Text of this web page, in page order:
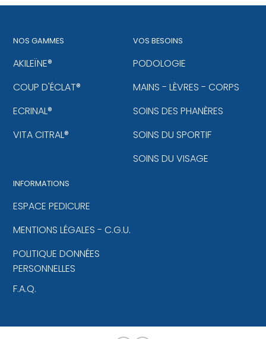
NOS GAMMES
AKILEÏNE®
COUP D'ÉCLAT®
ECRINAL®
VITA CITRAL®
VOS BESOINS
PODOLOGIE
MAINS - LÈVRES - CORPS
SOINS DES PHANÈRES
SOINS DU SPORTIF
SOINS DU VISAGE
INFORMATIONS
ESPACE PEDICURE
MENTIONS LÉGALES - C.G.U.
POLITIQUE DONNÉES
PERSONNELLES
F.A.Q.